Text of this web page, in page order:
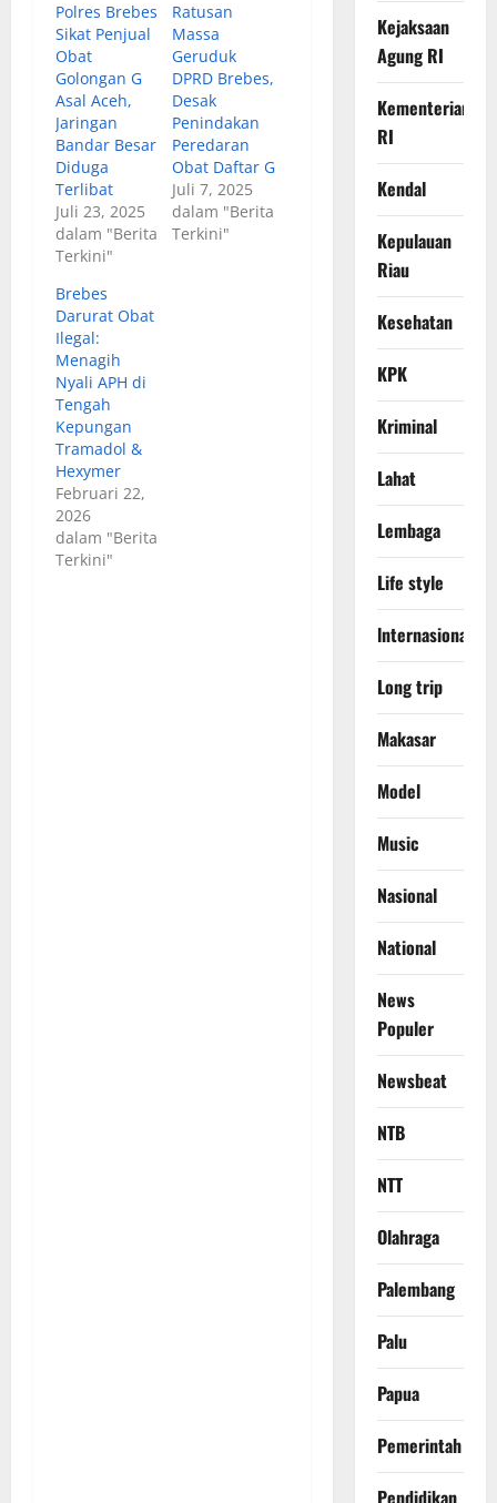
Polres Brebes
Sikat Penjual
Obat
Golongan G
Asal Aceh,
Jaringan
Bandar Besar
Diduga
Terlibat
Juli 23, 2025
dalam "Berita
Terkini"
Ratusan
Massa
Geruduk
DPRD Brebes,
Desak
Penindakan
Peredaran
Obat Daftar G
Juli 7, 2025
dalam "Berita
Terkini"
Brebes
Darurat Obat
Ilegal:
Menagih
Nyali APH di
Tengah
Kepungan
Tramadol &
Hexymer
Februari 22,
2026
dalam "Berita
Terkini"
Kejaksaan
Agung RI
Kementerian
RI
Kendal
Kepulauan
Riau
Kesehatan
KPK
Kriminal
Lahat
Lembaga
Life style
lnternasional
Long trip
Makasar
Model
Music
Nasional
National
News
Populer
Newsbeat
NTB
NTT
Olahraga
Palembang
Palu
Papua
Pemerintah
Pendidikan